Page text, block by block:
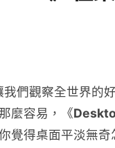
們觀察全世界的
麼容易，《
覺得桌面平淡無